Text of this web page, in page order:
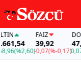
(%2,60)
FAİZ
39,92
-0,07(%-0,17)0,07